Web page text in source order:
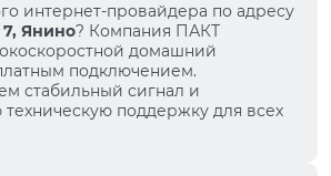
интернет-провайдера по адресу
7, Янино? Компания ПАКТ
домашний
подключением.
стабильный сигнал и
техническую поддержку для всех